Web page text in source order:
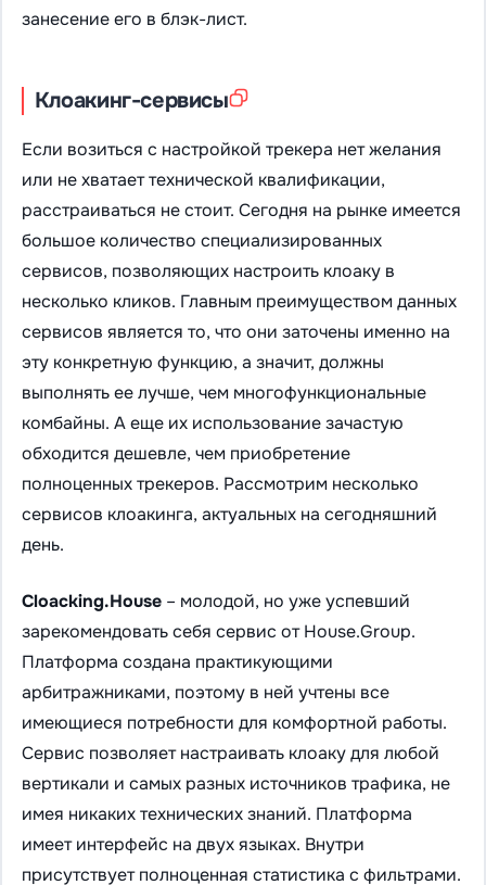
занесение его в блэк-лист.
Клоакинг-сервисы
Если возиться с настройкой трекера нет желания
или не хватает технической квалификации,
расстраиваться не стоит. Сегодня на рынке имеется
большое количество специализированных
сервисов, позволяющих настроить клоаку в
несколько кликов. Главным преимуществом данных
сервисов является то, что они заточены именно на
эту конкретную функцию, а значит, должны
выполнять ее лучше, чем многофункциональные
комбайны. А еще их использование зачастую
обходится дешевле, чем приобретение
полноценных трекеров. Рассмотрим несколько
сервисов клоакинга, актуальных на сегодняшний
день.
Cloacking.House – молодой, но уже успевший
зарекомендовать себя сервис от House.Group.
Платформа создана практикующими
арбитражниками, поэтому в ней учтены все
имеющиеся потребности для комфортной работы.
Сервис позволяет настраивать клоаку для любой
вертикали и самых разных источников трафика, не
имея никаких технических знаний. Платформа
имеет интерфейс на двух языках. Внутри
присутствует полноценная статистика с фильтрами.